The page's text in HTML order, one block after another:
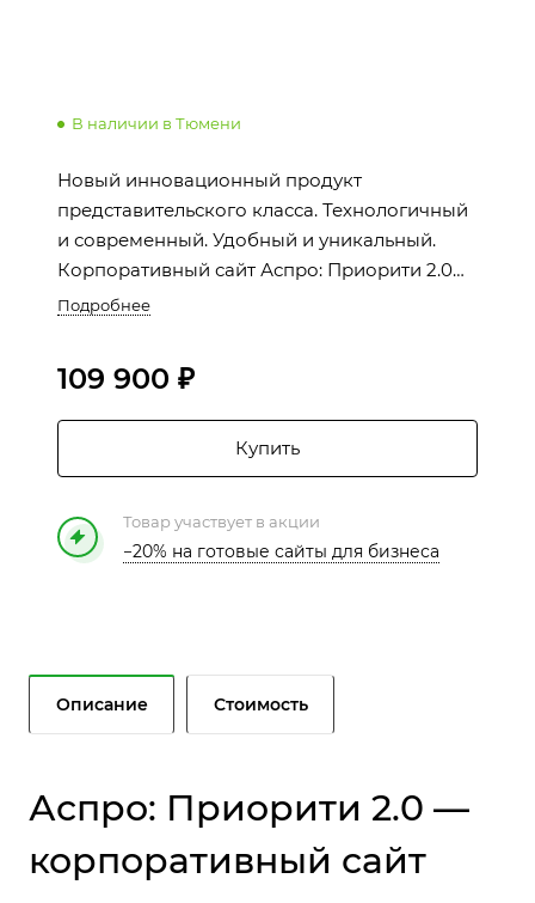
В наличии в Тюмени
Новый инновационный продукт
представительского класса. Технологичный
и современный. Удобный и уникальный.
Корпоративный сайт Аспро: Приорити 2.0
подойдет для любого бизнеса: от
Подробнее
109 900 ₽
Купить
Товар участвует в акции
−20% на готовые сайты для бизнеса
Описание Стоимость
Аспро: Приорити 2.0 —
корпоративный сайт